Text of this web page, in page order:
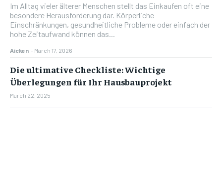
Im Alltag vieler älterer Menschen stellt das Einkaufen oft eine
besondere Herausforderung dar. Körperliche
Einschränkungen, gesundheitliche Probleme oder einfach der
hohe Zeitaufwand können das...
Aicken - March 17, 2026
Die ultimative Checkliste: Wichtige
Überlegungen für Ihr Hausbauprojekt
March 22, 2025